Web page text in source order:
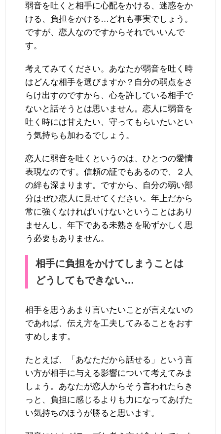
弱音を吐くと相手に心配をかける、迷惑をか
ける、負担をかける…どれも事実でしょう。
ですが、恋人なのですからそれでいいんで
す。
考えてみてください。あなたが弱音を吐く時
はどんな相手を選びますか？自分の弱点をさ
らけ出すのですから、心を許している相手で
ないと話そうとは思いません。恋人に弱音を
吐く時には甘えたい、守ってもらいたいとい
う気持ちも加わるでしょう。
恋人に弱音を吐くというのは、ひとつの愛情
表現なのです。信頼の証でもあるので、２人
の絆も深まります。ですから、自分の弱い部
分はぜひ恋人に見せてください。年上だから
常に強くなければいけないということはあり
ませんし、年下である未熟さを恥ずかしく思
う必要もありません。
相手に負担をかけてしまうことは
どうしてもできない…
相手を思うあまり言いたいことが言えないの
であれば、伝え方を工夫してみることをおす
すめします。
たとえば、「あなただから話せる」という言
い方が相手に与える影響について考えてみま
しょう。あなたが恋人からそう言われたらき
っと、負担に感じるよりも力になってあげた
い気持ちのほうが勝ると思います。